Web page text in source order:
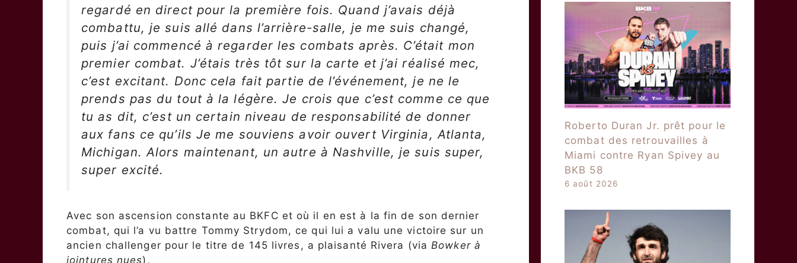
regardé en direct pour la première fois. Quand j’avais déjà
combattu, je suis allé dans l’arrière-salle, je me suis changé,
puis j’ai commencé à regarder les combats après. C’était mon
premier combat. J’étais très tôt sur la carte et j’ai réalisé mec,
c’est excitant. Donc cela fait partie de l’événement, je ne le
prends pas du tout à la légère. Je crois que c’est comme ce que
tu as dit, c’est un certain niveau de responsabilité de donner
aux fans ce qu’ils Je me souviens avoir ouvert Virginia, Atlanta,
Michigan. Alors maintenant, un autre à Nashville, je suis super,
super excité.
Avec son ascension constante au BKFC et où il en est à la fin de son dernier
combat, qui l’a vu battre Tommy Strydom, ce qui lui a valu une victoire sur un
ancien challenger pour le titre de 145 livres, a plaisanté Rivera (via Bowker à
jointures nues),
Roberto Duran Jr. prêt pour le
combat des retrouvailles à
Miami contre Ryan Spivey au
BKB 58
6 août 2026